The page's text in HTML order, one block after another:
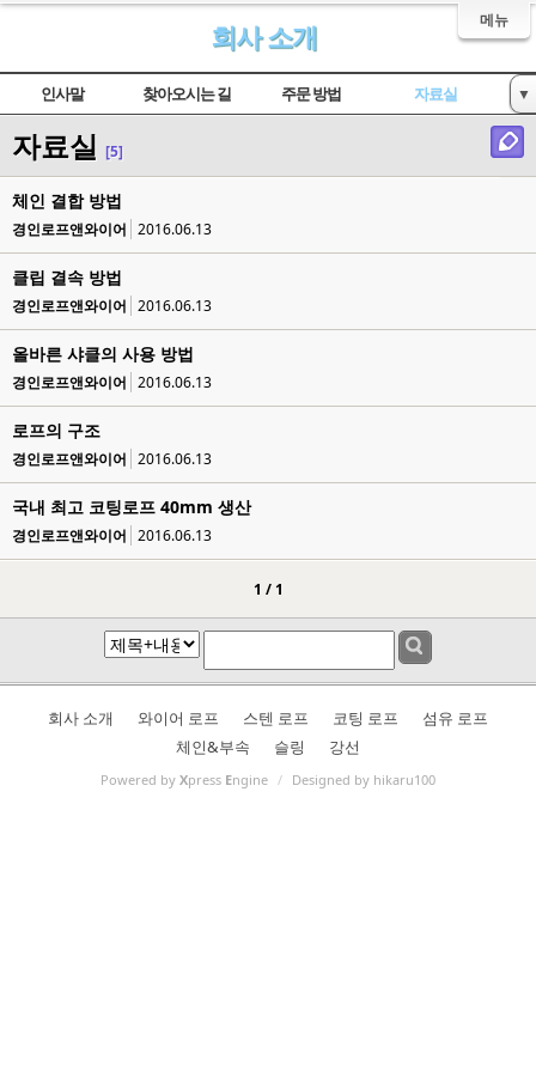
메뉴
회사 소개
인사말 찾아오시는 길 주문 방법 자료실 ▼
자료실 [5]
체인 결합 방법
경인로프앤와이어 2016.06.13
클립 결속 방법
경인로프앤와이어 2016.06.13
올바른 샤클의 사용 방법
경인로프앤와이어 2016.06.13
로프의 구조
경인로프앤와이어 2016.06.13
국내 최고 코팅로프 40mm 생산
경인로프앤와이어 2016.06.13
1 / 1
회사 소개 와이어 로프 스텐 로프 코팅 로프
섬유 로프
체인&부속
슬링 강선
Powered by Xpress Engine / Designed by hikaru100